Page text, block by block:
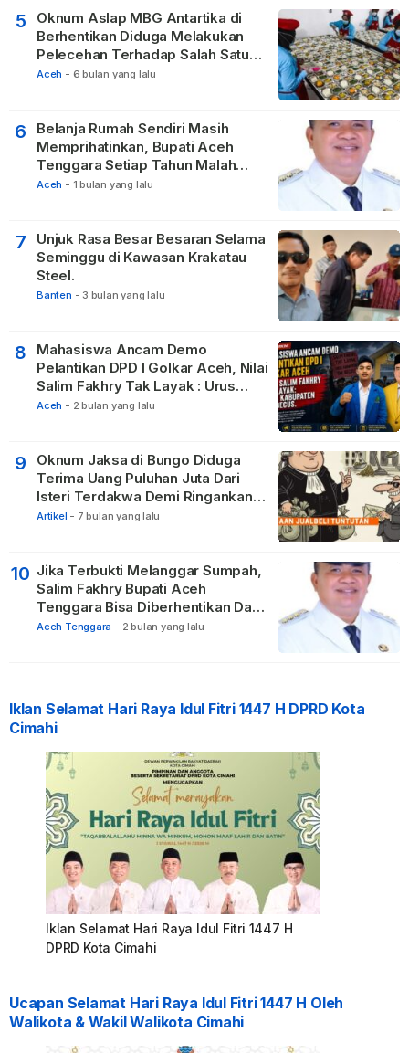
5
Oknum Aslap MBG Antartika di
Berhentikan Diduga Melakukan
Pelecehan Terhadap Salah Satu
Relawan
Aceh - 6 bulan yang lalu
6
Belanja Rumah Sendiri Masih
Memprihatinkan, Bupati Aceh
Tenggara Setiap Tahun Malah
Membangun Pasilitas Rumah
Aceh - 1 bulan yang lalu
7
Unjuk Rasa Besar Besaran Selama
Seminggu di Kawasan Krakatau
Steel.
Banten - 3 bulan yang lalu
8
Mahasiswa Ancam Demo
Pelantikan DPD I Golkar Aceh, Nilai
Salim Fakhry Tak Layak : Urus
Kabupaten Tak Becus.
Aceh - 2 bulan yang lalu
9
Oknum Jaksa di Bungo Diduga
Terima Uang Puluhan Juta Dari
Isteri Terdakwa Demi Ringankan
Hukuman
Artikel - 7 bulan yang lalu
10 Jika Terbukti Melanggar Sumpah,
Salim Fakhry Bupati Aceh
Tenggara Bisa Diberhentikan Dari
Jabatannya
Aceh Tenggara - 2 bulan yang lalu
Iklan Selamat Hari Raya Idul Fitri 1447 H DPRD Kota
Cimahi
Iklan Selamat Hari Raya Idul Fitri 1447 H
DPRD Kota Cimahi
Ucapan Selamat Hari Raya Idul Fitri 1447 H Oleh
Walikota & Wakil Walikota Cimahi